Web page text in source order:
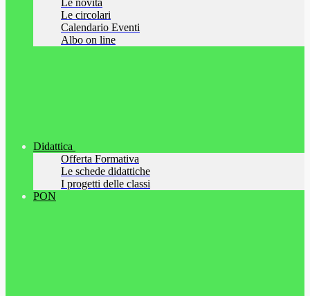
Le novità
Le circolari
Calendario Eventi
Albo on line
Didattica
Offerta Formativa
Le schede didattiche
I progetti delle classi
PON